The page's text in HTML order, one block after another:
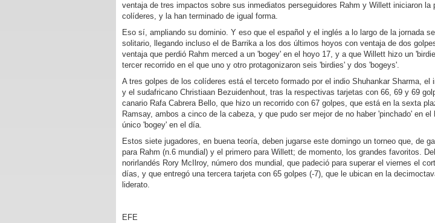
ventaja de tres impactos sobre sus inmediatos perseguidores Rahm y Willett iniciaron la
colíderes, y la han terminado de igual forma.
Eso sí, ampliando su dominio. Y eso que el español y el inglés a lo largo de la jornada
solitario, llegando incluso el de Barrika a los dos últimos hoyos con ventaja de dos
ventaja que perdió Rahm merced a un 'bogey' en el hoyo 17, y a que Willett hizo un
tercer recorrido en el que uno y otro protagonizaron seis 'birdies' y dos 'bogeys'.
A tres golpes de los colíderes está el terceto formado por el indio Shuhankar Sharma, el
y el sudafricano Christiaan Bezuidenhout, tras la respectivas tarjetas con 66, 69 y 69
canario Rafa Cabrera Bello, que hizo un recorrido con 67 golpes, que está en la sexta
Ramsay, ambos a cinco de la cabeza, y que pudo ser mejor de no haber 'pinchado' en
único 'bogey' en el día.
Estos siete jugadores, en buena teoría, deben jugarse este domingo un torneo que, de
para Rahm (n.6 mundial) y el primero para Willett; de momento, los grandes favoritos.
norirlandés Rory McIlroy, número dos mundial, que padeció para superar el viernes el
días, y que entregó una tercera tarjeta con 65 golpes (-7), que le ubican en la
liderato.
EFE